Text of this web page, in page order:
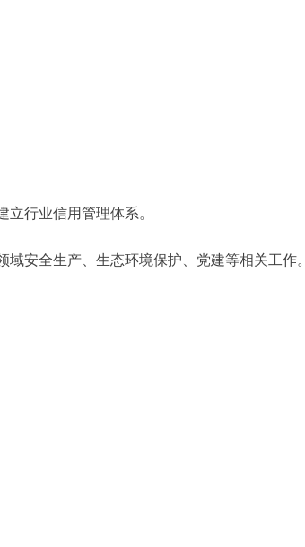
行业信用管理体系。
安全生产、生态环境保护、党建等相关工作。